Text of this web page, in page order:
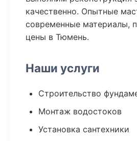
качественно. Опытные
современные материалы,
цены в Тюмень.
Наши услуги
Строительство
Монтаж водостоков
Установка сантехники